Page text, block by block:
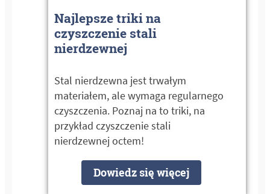
Najlepsze triki na
czyszczenie stali
nierdzewnej
Stal nierdzewna jest trwałym
materiałem, ale wymaga regularnego
czyszczenia. Poznaj na to triki, na
przykład czyszczenie stali
nierdzewnej octem!
Dowiedz się więcej